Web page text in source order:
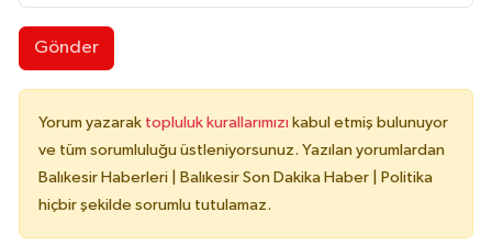
Gönder
Yorum yazarak topluluk kurallarımızı kabul etmiş bulunuyor
ve tüm sorumluluğu üstleniyorsunuz. Yazılan yorumlardan
Balıkesir Haberleri | Balıkesir Son Dakika Haber | Politika
hiçbir şekilde sorumlu tutulamaz.
VİZYONDAKİLER